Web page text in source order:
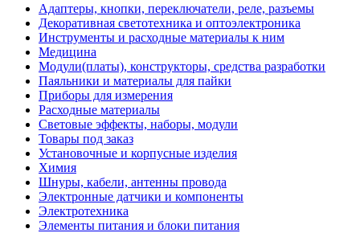
Адаптеры, кнопки, переключатели, реле, разъемы
Декоративная светотехника и оптоэлектроника
Инструменты и расходные материалы к ним
Медицина
Модули(платы), конструкторы, средства разработки
Паяльники и материалы для пайки
Приборы для измерения
Расходные материалы
Световые эффекты, наборы, модули
Товары под заказ
Установочные и корпусные изделия
Химия
Шнуры, кабели, антенны провода
Электронные датчики и компоненты
Электротехника
Элементы питания и блоки питания